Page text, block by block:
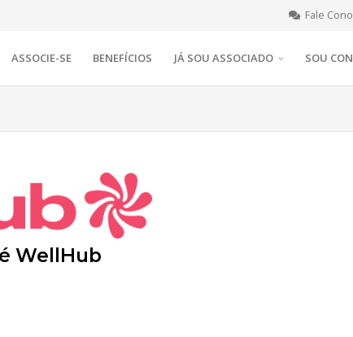
Fale
ASSOCIE-SE BENEFÍCIOS JÁ SOU ASSOCIADO SOU
WellHub